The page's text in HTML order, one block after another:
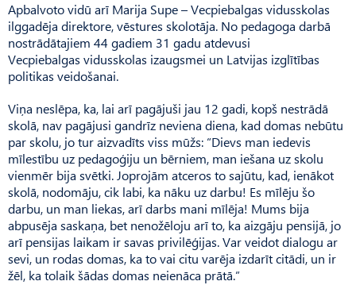
Apbalvoto vidū arī Marija Supe – Vecpiebalgas vidusskolas
ilggadēja direktore, vēstures skolotāja. No pedagoga darbā
nostrādātajiem 44 gadiem 31 gadu atdevusi
Vecpiebalgas vidusskolas izaugsmei un Latvijas izglītības
politikas veidošanai.
Viņa neslēpa, ka, lai arī pagājuši jau 12 gadi, kopš nestrādā
skolā, nav pagājusi gandrīz neviena diena, kad domas nebūtu
par skolu, jo tur aizvadīts viss mūžs: “Dievs man iedevis
mīlestību uz pedagoģiju un bērniem, man iešana uz skolu
vienmēr bija svētki. Joprojām atceros to sajūtu, kad, ienākot
skolā, nodomāju, cik labi, ka nāku uz darbu! Es mīlēju šo
darbu, un man liekas, arī darbs mani mīlēja! Mums bija
abpusēja saskaņa, bet nenožēloju arī to, ka aizgāju pensijā, jo
arī pensijas laikam ir savas privilēģijas. Var veidot dialogu ar
sevi, un rodas domas, ka to vai citu varēja izdarīt citādi, un ir
žēl, ka tolaik šādas domas neienāca prātā.”